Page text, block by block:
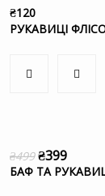
₴120
РУКАВИЦІ
₴499 ₴399
БАФ ТА